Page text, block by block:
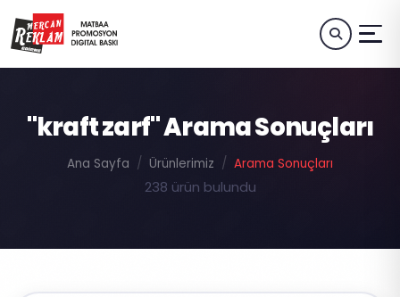
"kraft zarf" Arama Sonuçları
Ana Sayfa Ürünlerimiz Arama Sonuçları
238 ürün bulundu